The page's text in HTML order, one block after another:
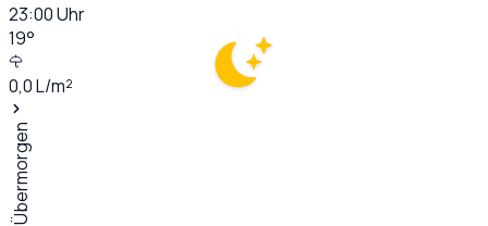
23:00Uhr
19°
0,0L/m²
Übermorgen